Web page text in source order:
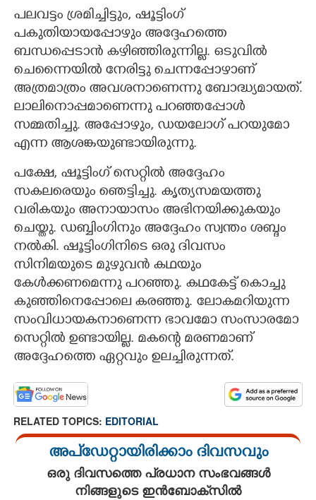
പലവട്ടം ശ്രമിച്ചിട്ടും, ഷൂട്ടിംഗ്
പകുതിയായപ്പോഴും അദ്ദേഹത്തെ
ബന്ധപ്പെടാൻ കഴിഞ്ഞിരുന്നില്ല. ഒടുവിൽ
ചെന്നൈയിൽ നേരിട്ടു ചെന്നപ്പോഴാണ്
അത്രമാത്രം അവശനാണെന്നു ബോദ്ധ്യമായത്.
ലാലിനൊപ്പമാണെന്നു പറഞ്ഞപ്പോൾ
സമ്മതിച്ചു. അപ്പോഴും, ഡയലോഗ് പറയുമോ
എന്ന ആശങ്കയുണ്ടായിരുന്നു.
പക്ഷേ, ഷൂട്ടിംഗ് സെറ്റിൽ അദ്ദേഹം
സകലരെയും ഞെട്ടിച്ചു. കൃത്യസമയത്തു
വരികയും അനായാസം അഭിനയിക്കുകയും
ചെയ്തു. ഡബ്ബിംഗിനും അദ്ദേഹം സ്വന്തം ശബ്ദം
നൽകി. ഷൂട്ടിംഗിനിടെ ഒരു ദിവസം
സിനിമയുടെ മുഴുവൻ കഥയും
കേൾക്കണമെന്നു പറഞ്ഞു. കഥകേട്ട് കൊച്ചു
കുഞ്ഞിനെപ്പോലെ കരഞ്ഞു. ലോകമറിയുന്ന
സംവിധായകനാണെന്ന ഭാവമോ സംസാരമോ
സെറ്റിൽ ഉണ്ടായില്ല. മകന്റെ മരണമാണ്
അദ്ദേഹത്തെ ഏറ്റവും ഉലച്ചിരുന്നത്.
RELATED TOPICS: EDITORIAL
അപ്ഡേറ്റായിരിക്കാം ദിവസവും
ഒരു ദിവസത്തെ പ്രധാന സംഭവങ്ങൾ
നിങ്ങളുടെ ഇൻബോക്സിൽ